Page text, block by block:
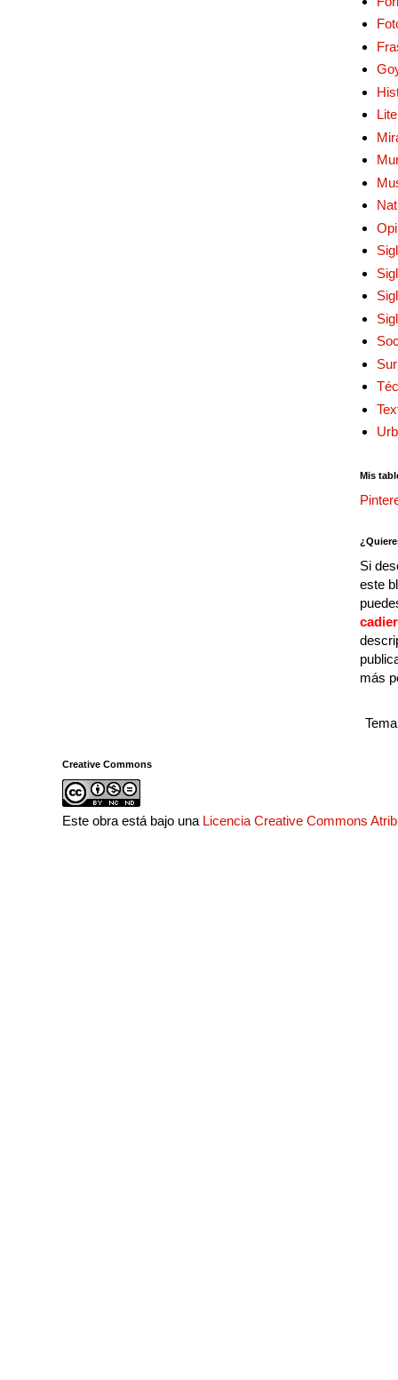
Mis
Si
este
más
Creative Commons
Este obra está bajo una Licencia Creative Commons